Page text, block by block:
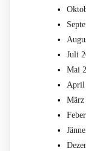
Juli
Mai
April
März